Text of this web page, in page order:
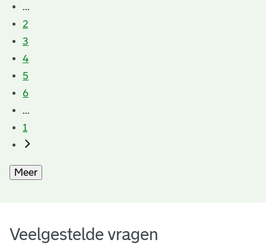
...
2
3
4
5
6
...
1
Meer
Veelgestelde vragen